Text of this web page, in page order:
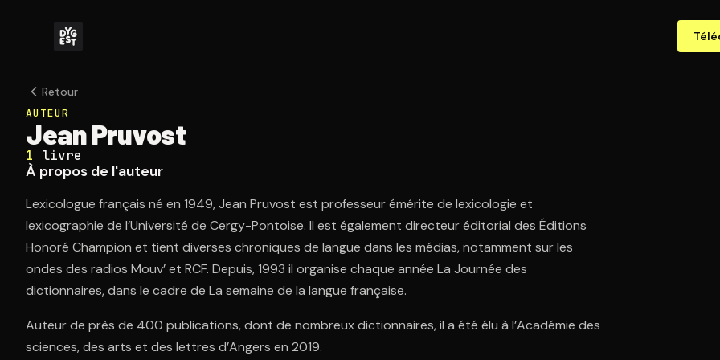
Retour
AUTEUR
Jean Pruvost
1 livre
À propos de l'auteur
Lexicologue français né en 1949, Jean Pruvost est professeur émérite de lexicologie et
lexicographie de l’Université de Cergy-Pontoise. Il est également directeur éditorial des Éditions
Honoré Champion et tient diverses chroniques de langue dans les médias, notamment sur les
ondes des radios Mouv’ et RCF. Depuis, 1993 il organise chaque année La Journée des
dictionnaires, dans le cadre de La semaine de la langue française.
Auteur de près de 400 publications, dont de nombreux dictionnaires, il a été élu à l’Académie des
sciences, des arts et des lettres d’Angers en 2019.